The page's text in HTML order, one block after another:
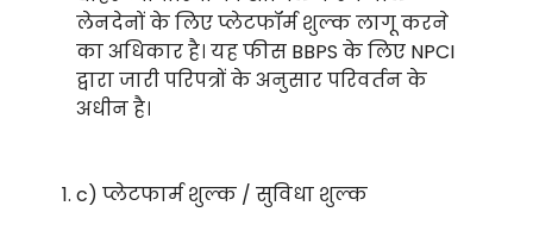
लेनदेनों के लिए प्लेटफॉर्म शुल्क लागू करने
का अधिकार है। यह फीस BBPS के लिए NPCI
द्वारा जारी परिपत्रों के अनुसार परिवर्तन के
अधीन है।
c) प्लेटफार्म शुल्क / सुविधा शुल्क